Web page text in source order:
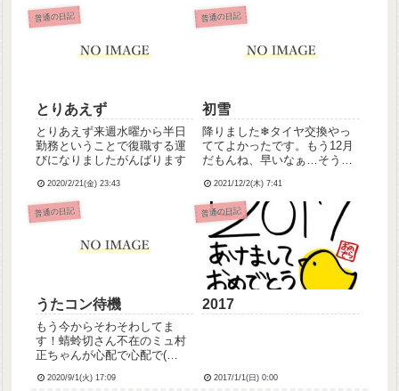
態に見舞われまくった一日で
した。トラブル続きだったけ
く、むしろポジティブに捉え
普通の日記
とりあえず
とりあえず来週水曜から半日
勤務ということで復職する運
びになりましたがんばります
2020/2/21(金) 23:43
普通の日記
初雪
降りました❄タイヤ交換やっ
ててよかったです。もう12月
だもんね、早いなぁ…そうそ
ントカレンダーでクリスマス
のカウントダウンを始めまし
た☆母のご友人に牧師さんが
いらっしゃいまして、小埜寺
さんクリスチャンじゃないけ
ど...
2021/12/2(木) 7:41
普通の日記
うたコン待機
もう今からそわそわしてま
す！蜻蛉切さん不在のミュ村
正ちゃんが心配で心配で(
つも祖父母だけ観てるんだけ
2020/9/1(火) 17:09
普通の日記
2017
2017/1/1(日) 0:00